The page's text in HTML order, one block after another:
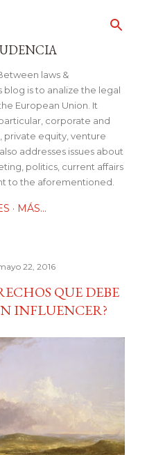
laws &
is to analize the legal
European Union. It
corporate and
private equity, venture
addresses issues about
politics, current affairs
to the aforementioned.
MÁS…
22, 2016
QUE DEBE
INFLUENCER?